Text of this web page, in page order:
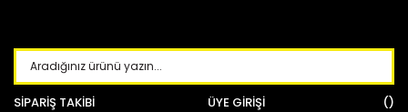
SİPARİŞ TAKİBİ ÜYE GİRİŞİ